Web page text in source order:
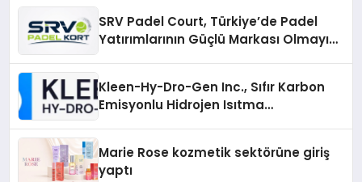
SRV Padel Court, Türkiye’de Padel
Yatırımlarının Güçlü Markası Olmayı
Kleen-Hy-Dro-Gen Inc., Sıfır Karbon
Emisyonlu Hidrojen Isıtma
Marie Rose kozmetik sektörüne giriş
yaptı